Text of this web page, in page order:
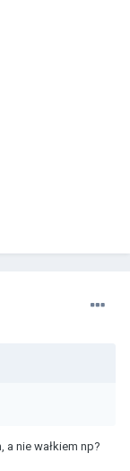
a nie wałkiem np?